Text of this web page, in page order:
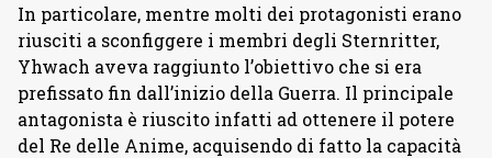
In particolare, mentre molti dei protagonisti erano
riusciti a sconfiggere i membri degli Sternritter,
Yhwach aveva raggiunto l’obiettivo che si era
prefissato fin dall’inizio della Guerra. Il principale
antagonista è riuscito infatti ad ottenere il potere
del Re delle Anime, acquisendo di fatto la capacità